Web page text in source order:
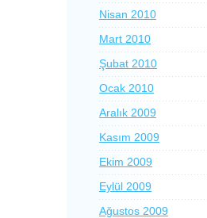
Nisan 2010
Mart 2010
Şubat 2010
Ocak 2010
Aralık 2009
Kasım 2009
Ekim 2009
Eylül 2009
Ağustos 2009